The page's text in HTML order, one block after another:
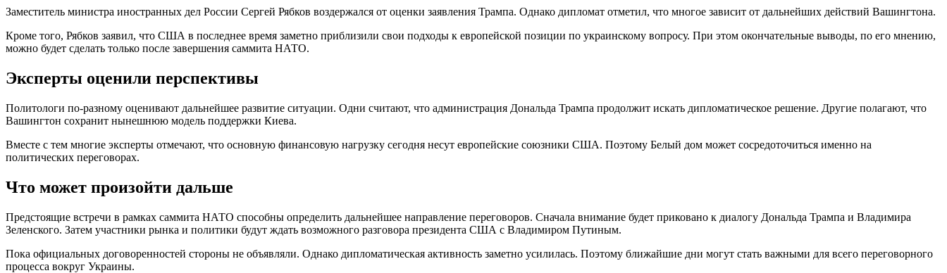
Заместитель министра иностранных дел России Сергей Рябков воздержался от оценки заявления Трампа. Однако дипломат отметил, что многое зависит от дальнейших действий Вашингтона.
Кроме того, Рябков заявил, что США в последнее время заметно приблизили свои подходы к европейской позиции по украинскому вопросу. При этом окончательные выводы, по его мнению,
можно будет сделать только после завершения саммита НАТО.
Эксперты оценили перспективы
Политологи по-разному оценивают дальнейшее развитие ситуации. Одни считают, что администрация Дональда Трампа продолжит искать дипломатическое решение. Другие полагают, что
Вашингтон сохранит нынешнюю модель поддержки Киева.
Вместе с тем многие эксперты отмечают, что основную финансовую нагрузку сегодня несут европейские союзники США. Поэтому Белый дом может сосредоточиться именно на
политических переговорах.
Что может произойти дальше
Предстоящие встречи в рамках саммита НАТО способны определить дальнейшее направление переговоров. Сначала внимание будет приковано к диалогу Дональда Трампа и Владимира
Зеленского. Затем участники рынка и политики будут ждать возможного разговора президента США с Владимиром Путиным.
Пока официальных договоренностей стороны не объявляли. Однако дипломатическая активность заметно усилилась. Поэтому ближайшие дни могут стать важными для всего переговорного
процесса вокруг Украины.